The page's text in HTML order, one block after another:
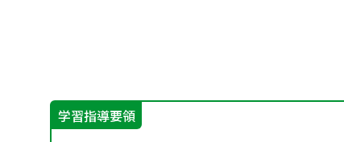
学習指導要領